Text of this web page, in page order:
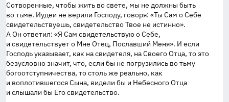
Сотворенные, чтобы жить во свете, мы не должны быть
во тьме. Иудеи не верили Господу, говоря: «Ты Сам о Себе
свидетельствуешь, свидетельство Твое не истинно».
А Он ответил: «Я Сам свидетельствую о Себе,
и свидетельствует о Мне Отец, Пославший Меня». И если
Господь указывает, как на свидетеля, на Своего Отца, то это
безусловно значит, что, если бы не погрузились во тьму
богоотступничества, то столь же реально, как
и воплотившегося Сына, видели бы и Небесного Отца
и слышали бы Его свидетельство.